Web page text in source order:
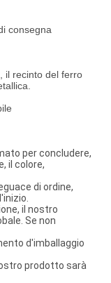
consegna
il recinto del ferro
per concludere,
il colore,
di ordine,
il nostro
Se non
d'imballaggio
prodotto sarà